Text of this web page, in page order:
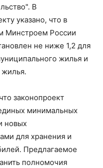
В
указано, что в
Минстроем России
не ниже 1,2 для
жилья и
жилья.
законопроект
минимальных
новых
для хранения и
Предлагаемое
полномочия